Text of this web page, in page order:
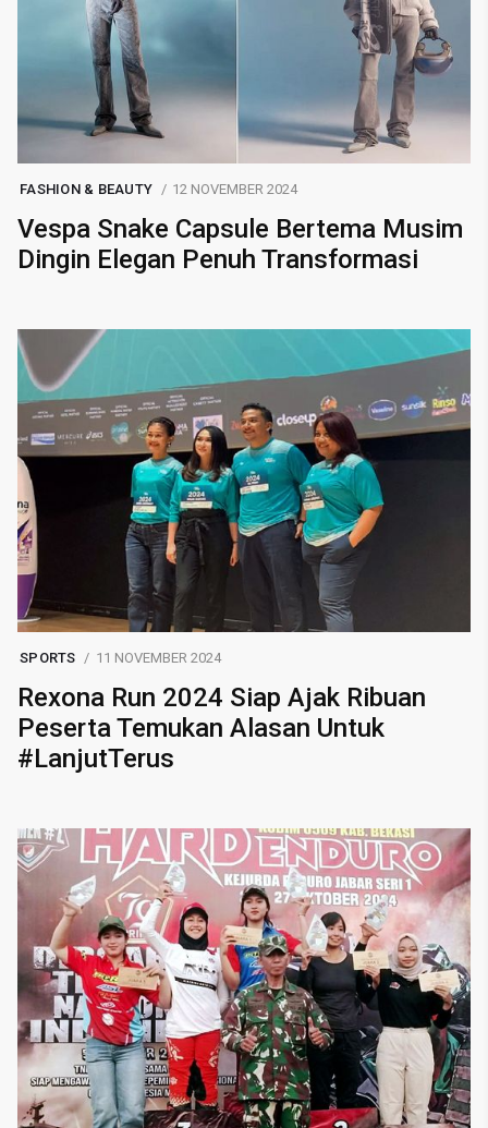
FASHION & BEAUTY 12 NOVEMBER 2024
Vespa Snake Capsule Bertema Musim
Dingin Elegan Penuh Transformasi
SPORTS 11 NOVEMBER 2024
Rexona Run 2024 Siap Ajak Ribuan
Peserta Temukan Alasan Untuk
#LanjutTerus